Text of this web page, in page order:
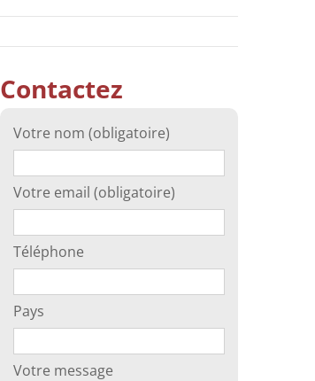
Contactez
Votre nom (obligatoire)
Votre email (obligatoire)
Téléphone
Pays
Votre message